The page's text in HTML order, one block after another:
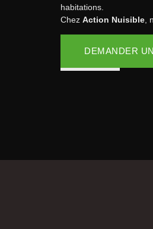
habitations.
Chez Action Nuisible
DEMANDER